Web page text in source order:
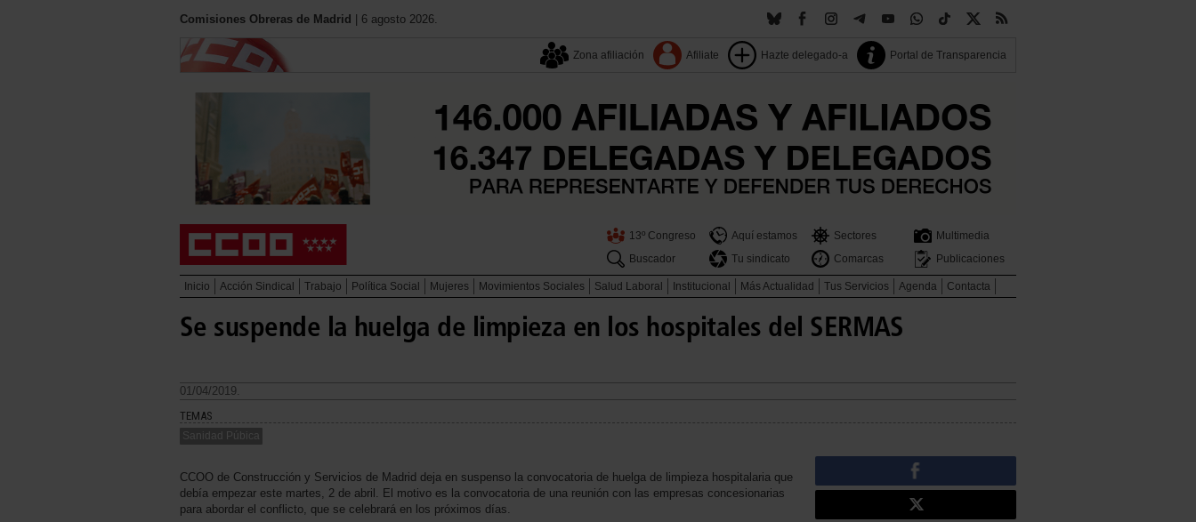
Comisiones Obreras de Madrid | 6 agosto 2026.
Zona afiliación Afiliate Hazte delegado-a Portal de Transparencia
13º Congreso Aquí estamos Sectores
Multimedia
Buscador
Tu sindicato Comarcas Publicaciones
Inicio Acción Sindical Trabajo Política Social Mujeres Movimientos Sociales Salud Laboral Institucional Más Actualidad Tus Servicios Agenda Contacta
Se suspende la huelga de limpieza en los hospitales del SERMAS
01/04/2019.
TEMAS
Sanidad Púbica
CCOO de Construcción y Servicios de Madrid deja en suspenso la convocatoria de huelga de limpieza hospitalaria que
debía empezar este martes, 2 de abril. El motivo es la convocatoria de una reunión con las empresas concesionarias
para abordar el conflicto, que se celebrará en los próximos días.